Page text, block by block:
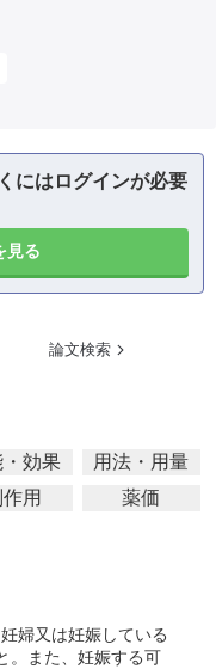
にはログインが必要
見る
論文検索
効果
用法・用量
用 薬価
婦又は妊娠している
。また、妊娠する可